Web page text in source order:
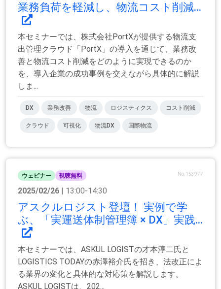
業務負荷を軽減し、物流コスト削減...
本セミナーでは、株式会社PortXが提供する物流支
出管理クラウド「PortX」の導入を通じて、業務改
善と物流コスト削減をどのように実現できるのか
を、導入企業の成功事例を交えながら具体的に解説
しま...
DX 業務改善 物流 ロジスティクス コスト削減
クラウド 可視化 物流DX 国際物流
ウェビナー 視聴無料 No.153977
2025/02/26 | 13:00-14:30
アスクルロジスト登壇！ 実例で学
ぶ、「実運送体制管理簿 × DX」実践...
本セミナーでは、ASKUL LOGISTの才本淳二氏と
LOGISTICS TODAYの赤澤裕介氏を招き、法改正によ
る業界の変化と具体的な対応策を解説します。
ASKUL LOGISTは、202...